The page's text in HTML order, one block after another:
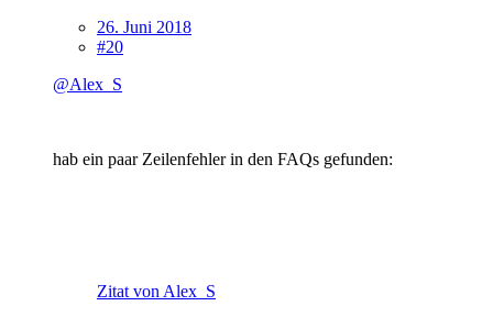
26. Juni 2018
#20
@Alex_S
hab ein paar Zeilenfehler in den FAQs gefunden:
Zitat von Alex_S